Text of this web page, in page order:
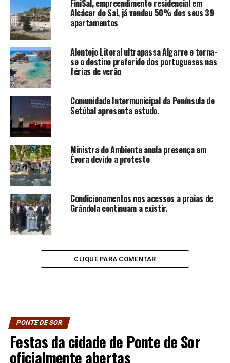
FiniSal, empreendimento residencial em
Alcácer do Sal, já vendeu 50% dos seus 39
apartamentos
Alentejo Litoral ultrapassa Algarve e torna-
se o destino preferido dos portugueses nas
férias de verão
Comunidade Intermunicipal da Península de
Setúbal apresenta estudo.
Ministra do Ambiente anula presença em
Évora devido a protesto
Condicionamentos nos acessos a praias de
Grândola continuam a existir.
CLIQUE PARA COMENTAR
PONTE DE SOR
Festas da cidade de Ponte de Sor
oficialmente abertas